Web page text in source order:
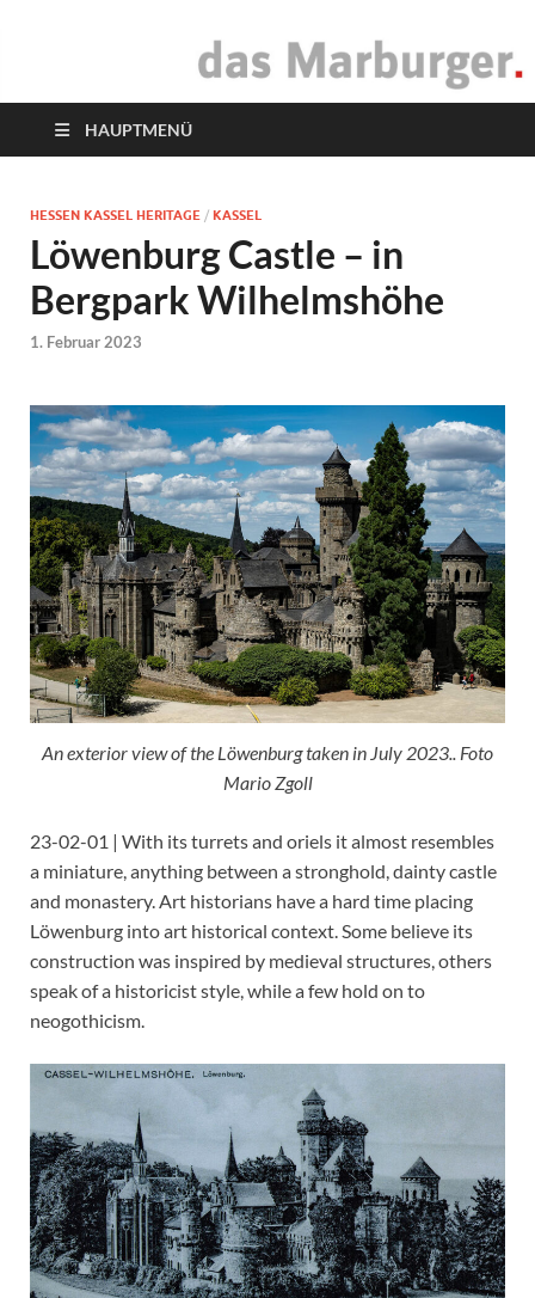
das Marburger.
HAUPTMENÜ
HESSEN KASSEL HERITAGE / KASSEL
Löwenburg Castle – in
Bergpark Wilhelmshöhe
1. Februar 2023
An exterior view of the Löwenburg taken in July 2023.. Foto
Mario Zgoll
23-02-01 | With its turrets and oriels it almost resembles
a miniature, anything between a stronghold, dainty castle
and monastery. Art historians have a hard time placing
Löwenburg into art historical context. Some believe its
construction was inspired by medieval structures, others
speak of a historicist style, while a few hold on to
neogothicism.